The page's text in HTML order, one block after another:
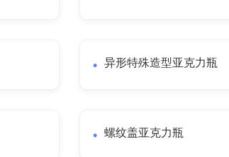
异形特殊造型亚克力瓶
螺纹盖亚克力瓶